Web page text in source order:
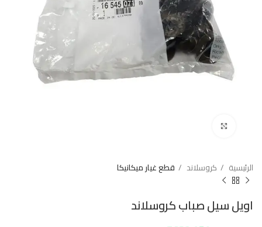
الرئيسية كروسلاند قطع غيار ميكانيكا
اويل سيل صباب كروسلاند